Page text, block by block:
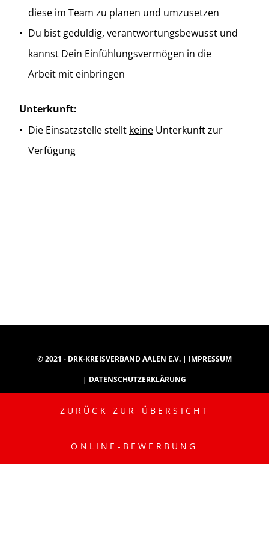
diese im Team zu planen und umzusetzen
Du bist geduldig, verantwortungsbewusst und
kannst Dein Einfühlungsvermögen in die
Arbeit mit einbringen
Unterkunft:
Die Einsatzstelle stellt keine Unterkunft zur
Verfügung
© 2021 - DRK-KREISVERBAND AALEN E.V. | IMPRESSUM
| DATENSCHUTZERKLÄRUNG
INSTAGRAM
YOUTUBE
ZURÜCK ZUR ÜBERSICHT
ONLINE-BEWERBUNG